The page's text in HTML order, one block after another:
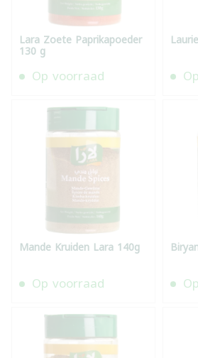
Lara Zoete Paprikapoeder
130 g
Op voorraad
Mande Kruiden Lara 140g
Op voorraad